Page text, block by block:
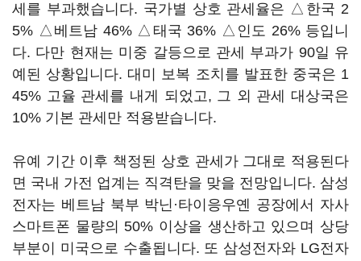
세를 부과했습니다. 국가별 상호 관세율은 △한국 2
5% △베트남 46% △태국 36% △인도 26% 등입니
다. 다만 현재는 미중 갈등으로 관세 부과가 90일 유
예된 상황입니다. 대미 보복 조치를 발표한 중국은 1
45% 고율 관세를 내게 되었고, 그 외 관세 대상국은
10% 기본 관세만 적용받습니다.
유예 기간 이후 책정된 상호 관세가 그대로 적용된다
면 국내 가전 업계는 직격탄을 맞을 전망입니다. 삼성
전자는 베트남 북부 박닌·타이응우옌 공장에서 자사
스마트폰 물량의 50% 이상을 생산하고 있으며 상당
부분이 미국으로 수출됩니다. 또 삼성전자와 LG전자